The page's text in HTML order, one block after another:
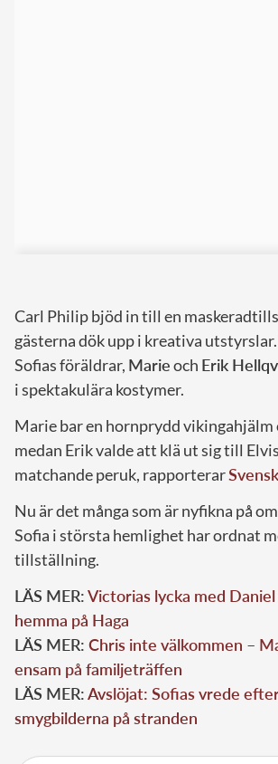
Carl Philip bjöd in till en
gästerna dök upp i kreativa
Sofias föräldrar, Marieoch Erik
i spektakulära kostymer.
Marie bar en hornprydd vikingahjälm
medan Erik valde att klä ut sig till
matchande peruk, rapporterar
Nu är det många som är nyfikna på
Sofia i största hemlighet har ordnat
tillställning.
LÄS MER:Victorias lycka med
hemma på Haga
LÄS MER: Chris inte välkommen –
ensam på familjeträffen
LÄS MER:Avslöjat: Sofias vrede
smygbilderna på stranden